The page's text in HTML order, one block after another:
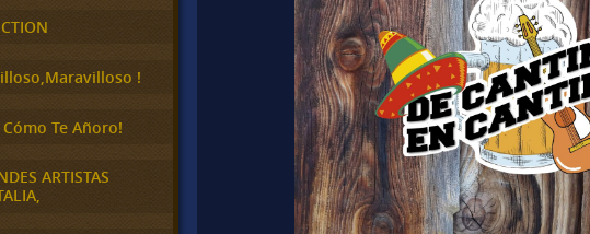
!
Te Añoro!
ARTISTAS